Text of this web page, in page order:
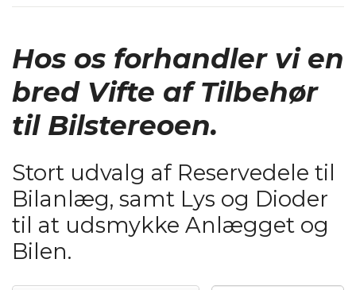
Hos os forhandler vi en
bred Vifte af Tilbehør
til Bilstereoen.
Stort udvalg af Reservedele til
Bilanlæg, samt Lys og Dioder
til at udsmykke Anlægget og
Bilen.